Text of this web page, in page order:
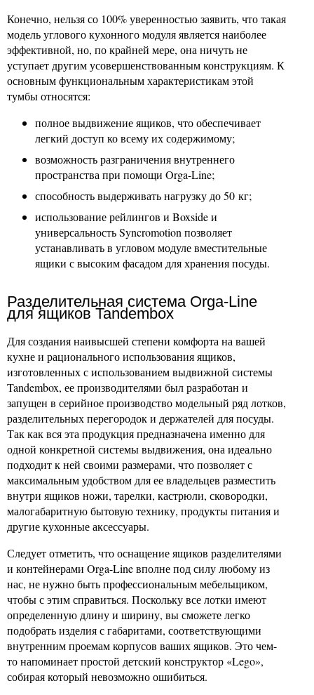
Конечно, нельзя со 100% уверенностью заявить, что такая
модель углового кухонного модуля является наиболее
эффективной, но, по крайней мере, она ничуть не
уступает другим усовершенствованным конструкциям. К
основным функциональным характеристикам этой
тумбы относятся:
полное выдвижение ящиков, что обеспечивает
легкий доступ ко всему их содержимому;
возможность разграничения внутреннего
пространства при помощи Orga-Line;
способность выдерживать нагрузку до 50 кг;
использование рейлингов и Boxside и
универсальность Syncromotion позволяет
устанавливать в угловом модуле вместительные
ящики с высоким фасадом для хранения посуды.
Разделительная система Orga-Line
для ящиков Tandembox
Для создания наивысшей степени комфорта на вашей
кухне и рационального использования ящиков,
изготовленных с использованием выдвижной системы
Tandembox, ее производителями был разработан и
запущен в серийное производство модельный ряд лотков,
разделительных перегородок и держателей для посуды.
Так как вся эта продукция предназначена именно для
одной конкретной системы выдвижения, она идеально
подходит к ней своими размерами, что позволяет с
максимальным удобством для ее владельцев разместить
внутри ящиков ножи, тарелки, кастрюли, сковородки,
малогабаритную бытовую технику, продукты питания и
другие кухонные аксессуары.
Следует отметить, что оснащение ящиков разделителями
и контейнерами Orga-Line вполне под силу любому из
нас, не нужно быть профессиональным мебельщиком,
чтобы с этим справиться. Поскольку все лотки имеют
определенную длину и ширину, вы сможете легко
подобрать изделия с габаритами, соответствующими
внутренним проемам корпусов ваших ящиков. Это чем-
то напоминает простой детский конструктор «Lego»,
собирая который невозможно ошибиться.